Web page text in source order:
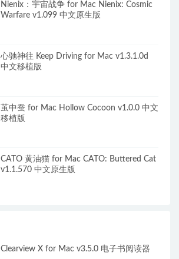
Nienix：宇宙战争 for Mac Nienix: Cosmic
Warfare v1.099 中文原生版
心驰神往 Keep Driving for Mac v1.3.1.0d
中文移植版
茧中蚕 for Mac Hollow Cocoon v1.0.0 中文
移植版
CATO 黄油猫 for Mac CATO: Buttered Cat
v1.1.570 中文原生版
Clearview X for Mac v3.5.0 电子书阅读器